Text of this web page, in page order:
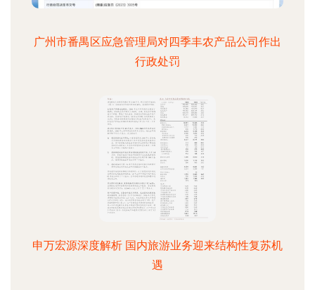
广州市番禺区应急管理局对四季丰农产品公司作出
行政处罚
申万宏源深度解析 国内旅游业务迎来结构性复苏机
遇